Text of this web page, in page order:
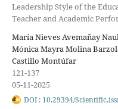
Leadership Style of the
Teacher and Academic
María Nieves Avemañay
Mónica Mayra Molina
Castillo Montúfar
121-137
05-11-2025
DOI : 10.29394/